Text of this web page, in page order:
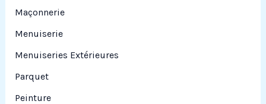
Maçonnerie
Menuiserie
Menuiseries Extérieures
Parquet
Peinture